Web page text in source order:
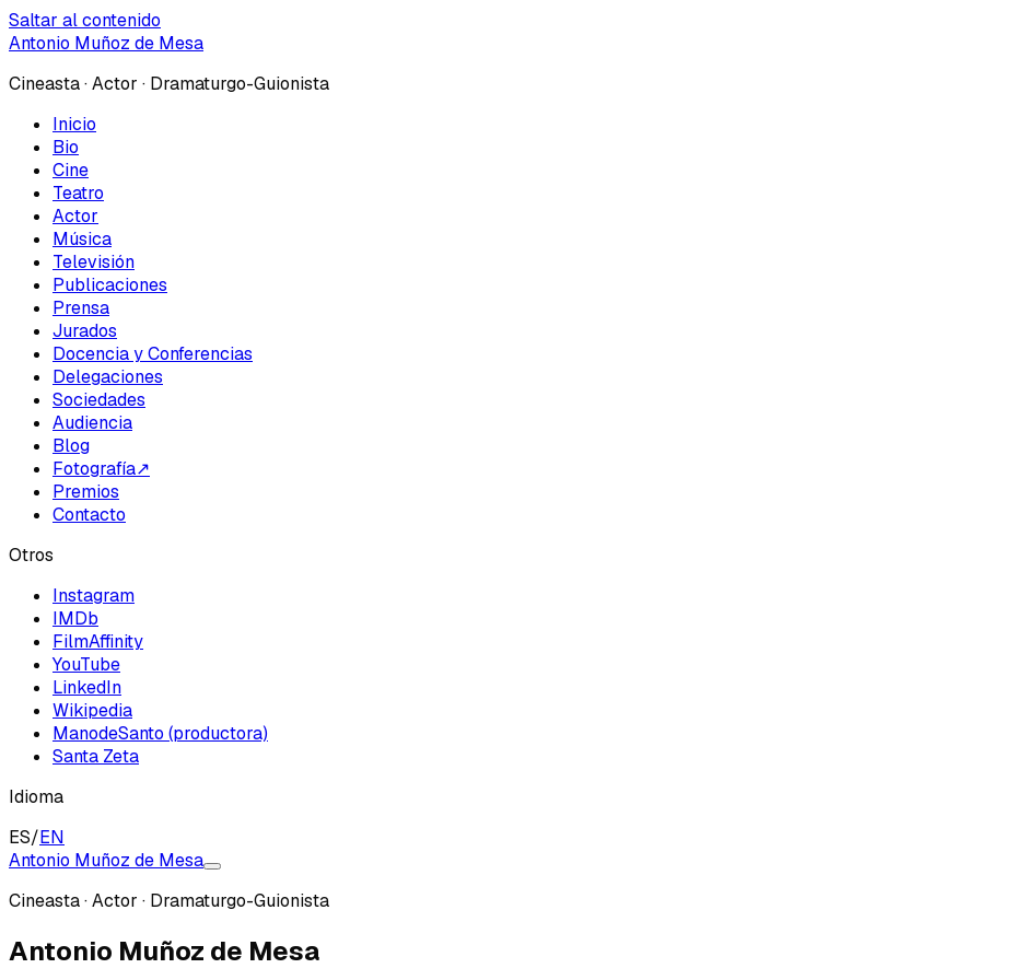
Saltar al contenido
Antonio Muñoz de Mesa
Cineasta · Actor · Dramaturgo-Guionista
Inicio
Bio
Cine
Teatro
Actor
Música
Televisión
Publicaciones
Prensa
Jurados
Docencia y Conferencias
Delegaciones
Sociedades
Audiencia
Blog
Fotografía↗
Premios
Contacto
Otros
Instagram
IMDb
FilmAffinity
YouTube
LinkedIn
Wikipedia
ManodeSanto (productora)
Santa Zeta
Idioma
ES/EN
Antonio Muñoz de Mesa
Cineasta · Actor · Dramaturgo-Guionista
Antonio Muñoz de Mesa